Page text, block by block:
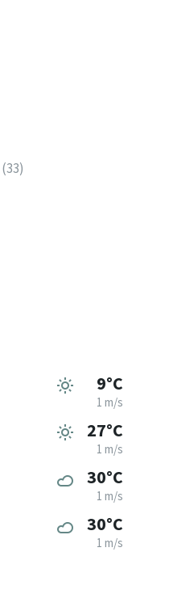
(33)
9°C
1 m/s
27°C
1 m/s
30°C
1 m/s
30°C
1 m/s